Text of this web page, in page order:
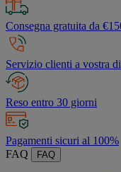
Consegna gratuita da
Servizio clienti a vostra
Reso entro 30 giorni
Pagamenti sicuri al 100%
FAQ
FAQ